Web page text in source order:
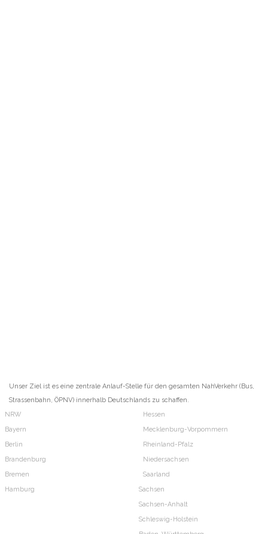
Unser Ziel ist es eine zentrale Anlauf-Stelle für den gesamten NahVerkehr (Bus,
Strassenbahn, ÖPNV) innerhalb Deutschlands zu schaffen.
NRW
Bayern
Berlin
Brandenburg
Bremen
Hamburg
Hessen
Mecklenburg-Vorpommern
Rheinland-Pfalz
Niedersachsen
Saarland
Sachsen
Sachsen-Anhalt
Schleswig-Holstein